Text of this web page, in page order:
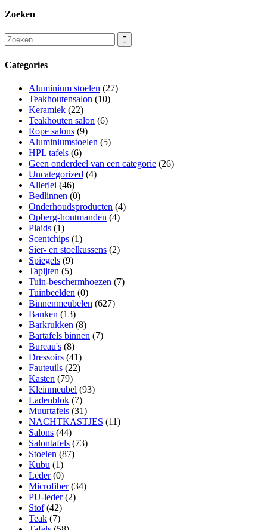
Zoeken
Categories
Aluminium stoelen (27)
Teakhoutensalon (10)
Keramiek (22)
Teakhouten salon (6)
Rope salons (9)
Aluminiumstoelen (5)
HPL tafels (6)
Geen onderdeel van een categorie (26)
Uncategorized (4)
Allerlei (46)
Bedlinnen (0)
Onderhoudsproducten (4)
Opberg-houtmanden (4)
Plaids (1)
Scentchips (1)
Sier- en stoelkussens (2)
Spiegels (9)
Tapijten (5)
Tuin-beschermhoezen (7)
Tuinbeelden (0)
Binnenmeubelen (627)
Banken (13)
Barkrukken (8)
Bartafels binnen (7)
Bureau's (8)
Dressoirs (41)
Fauteuils (22)
Kasten (79)
Kleinmeubel (93)
Ladenblok (7)
Muurtafels (31)
NACHTKASTJES (11)
Salons (44)
Salontafels (73)
Stoelen (87)
Kubu (1)
Leder (0)
Microfiber (34)
PU-leder (2)
Stof (42)
Teak (7)